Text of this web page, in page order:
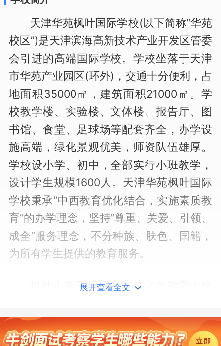
天津华苑枫叶国际学校(以下简称“华苑
校区”)是天津滨海高新技术产业开发区管委
会引进的高端国际学校。学校坐落于天津
市华苑产业园区(环外)，交通十分便利，占
地面积35000㎡，建筑面积21000㎡。学
校教学楼、实验楼、文体楼、报告厅、图
书馆、食堂、足球场等配套齐全，办学设
施高端，绿化景观优美，师资队伍雄厚。
学校设小学、初中，全部实行小班教学，
设计学生规模1600人。天津华苑枫叶国际
学校秉承“中西教育优化结合，实施素质教
育”的办学理念，坚持“尊重、关爱、引领、
成全”服务理念，不分种族、肤色、国籍，
为所有学生提供的教育服务。
枫叶小学开设国家九年义务教育大纲
学，培养兴趣，夯实基础，发展能力，突
出英语，小学毕业英语词汇量要达到3000
展开查看全文